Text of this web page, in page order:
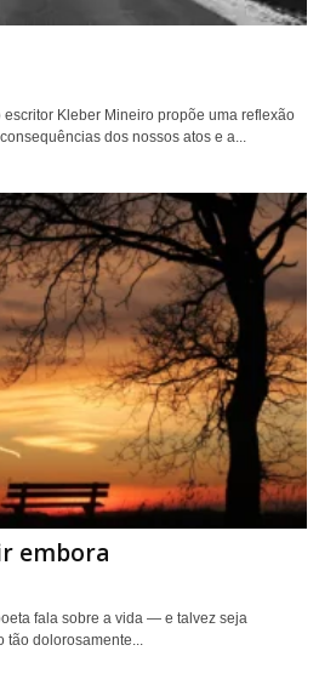
escritor Kleber Mineiro propõe uma reflexão
dos nossos atos e a...
embora
fala sobre a vida — e talvez seja
dolorosamente...